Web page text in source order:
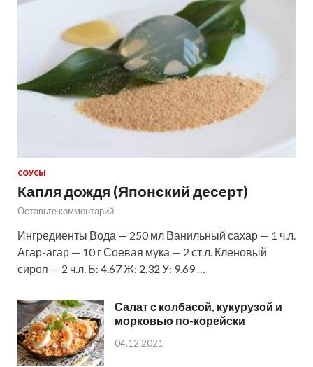
СОУСЫ
Капля дождя (Японский десерт)
Оставьте комментарий
Ингредиенты Вода — 250 мл Ванильный сахар — 1 ч.л.
Агар-агар — 10 г Соевая мука — 2 ст.л. Кленовый
сироп — 2 ч.л. Б: 4.67 Ж: 2.32 У: 9.69 …
Салат с колбасой, кукурузой и
морковью по-корейски
04.12.2021